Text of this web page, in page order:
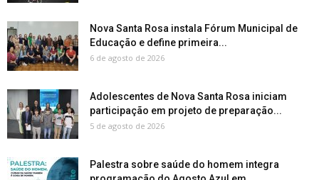
Nova Santa Rosa instala Fórum Municipal de
Educação e define primeira...
6 de agosto de 2026
Adolescentes de Nova Santa Rosa iniciam
participação em projeto de preparação...
5 de agosto de 2026
Palestra sobre saúde do homem integra